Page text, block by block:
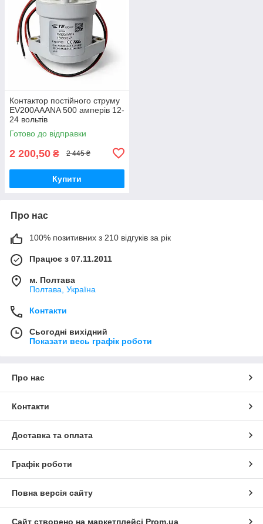
Контактор постійного струму
EV200AAANA 500 амперів 12-
24 вольтів
Готово до відправки
2 200,50 ₴ 2 445 ₴
Купити
Про нас
100% позитивних з 210 відгуків за рік
Працює з 07.11.2011
м. Полтава
Полтава, Україна
Контакти
Сьогодні вихідний
Показати весь графік роботи
Про нас
Контакти
Доставка та оплата
Графік роботи
Повна версія сайту
Сайт створено на маркетплейсі Prom.ua